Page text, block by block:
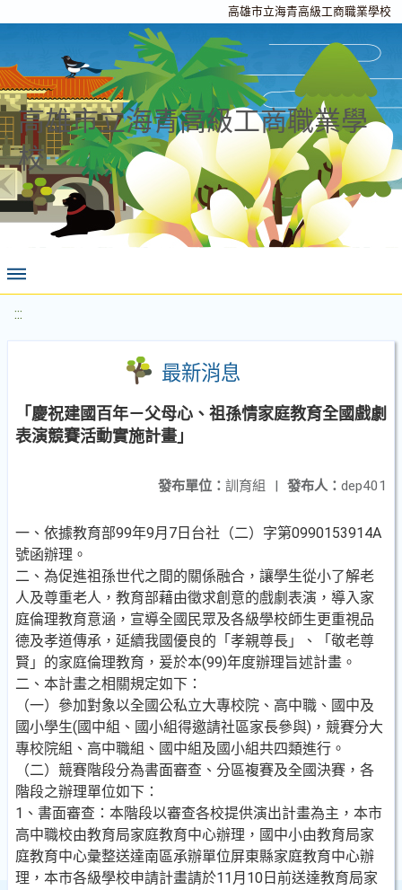
高雄市立海青高級工商職業學校
高雄市立海青高級工商職業學
校
:::
最新消息
「慶祝建國百年－父母心、祖孫情家庭教育全國戲劇
表演競賽活動實施計畫」
發布人： dep401
發布單位： 訓育組 |
一、依據教育部99年9月7日台社（二）字第0990153914A
號函辦理。
二、為促進祖孫世代之間的關係融合，讓學生從小了解老
人及尊重老人，教育部藉由徵求創意的戲劇表演，導入家
庭倫理教育意涵，宣導全國民眾及各級學校師生更重視品
德及孝道傳承，延續我國優良的「孝親尊長」、「敬老尊
賢」的家庭倫理教育，爰於本(99)年度辦理旨述計畫。
二、本計畫之相關規定如下：
（一）參加對象以全國公私立大專校院、高中職、國中及
國小學生(國中組、國小組得邀請社區家長參與)，競賽分大
專校院組、高中職組、國中組及國小組共四類進行。
（二）競賽階段分為書面審查、分區複賽及全國決賽，各
階段之辦理單位如下：
1、書面審查：本階段以審查各校提供演出計畫為主，本市
高中職校由教育局家庭教育中心辦理，國中小由教育局家
庭教育中心彙整送達南區承辦單位屏東縣家庭教育中心辦
理，本市各級學校申請計畫請於11月10日前送達教育局家